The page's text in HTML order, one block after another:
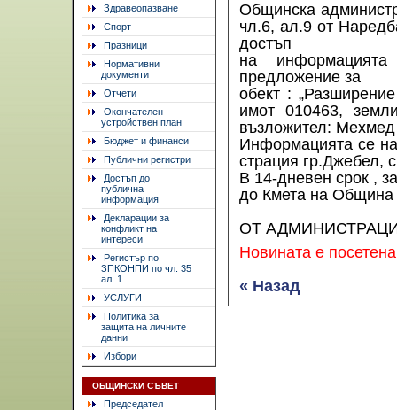
Здравеопазване
Спорт
Празници
Нормативни
документи
Отчети
Окончателен
устройствен план
Бюджет и финанси
Публични регистри
Достъп до
публична
информация
Декларации за
конфликт на
интереси
Регистър по
ЗПКОНПИ по чл. 35
ал. 1
УСЛУГИ
Политика за
защита на личните
данни
Избори
ОБЩИНСКИ СЪВЕТ
Председател
Общинска
чл.6, ал.9 от
достъп
на
предложение за
обект :
имот 010463,
възложител:
Информацията се
страция гр.Джебел,
В 14-дневен срок ,
до Кмета на
ОТ
Новината е
« Назад